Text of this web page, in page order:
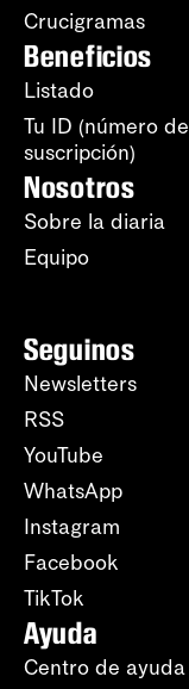
Crucigramas
Beneficios
Listado
Tu ID (número de
suscripción)
Nosotros
Sobre la diaria
Equipo
Seguinos
Newsletters
RSS
YouTube
WhatsApp
Instagram
Facebook
TikTok
Ayuda
Centro de ayuda